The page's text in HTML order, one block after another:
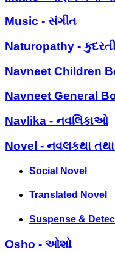
Music - સંગીત
Naturopathy -
Navneet Children
Navneet General
Navlika - નવલિકાઓ
Novel - નવલકથા
Social Novel
Translated Novel
Suspense &
Osho - ઓશો